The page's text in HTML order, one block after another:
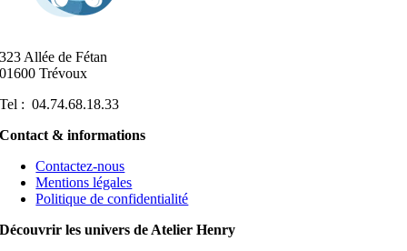
323 Allée de Fétan
01600 Trévoux
Tel : 04.74.68.18.33
Contact & informations
Contactez-nous
Mentions légales
Politique de confidentialité
Découvrir les univers de Atelier Henry